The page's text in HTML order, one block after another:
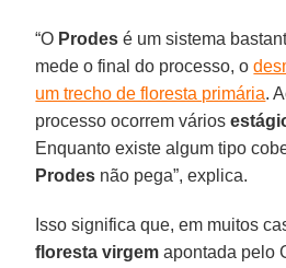
“O Prodes é um sistema
mede o final do processo, o
um trecho de floresta primária.
processo ocorrem vários
Enquanto existe algum tipo
Prodes não pega”, explica.
Isso significa que, em muitos
floresta virgem apontada pelo